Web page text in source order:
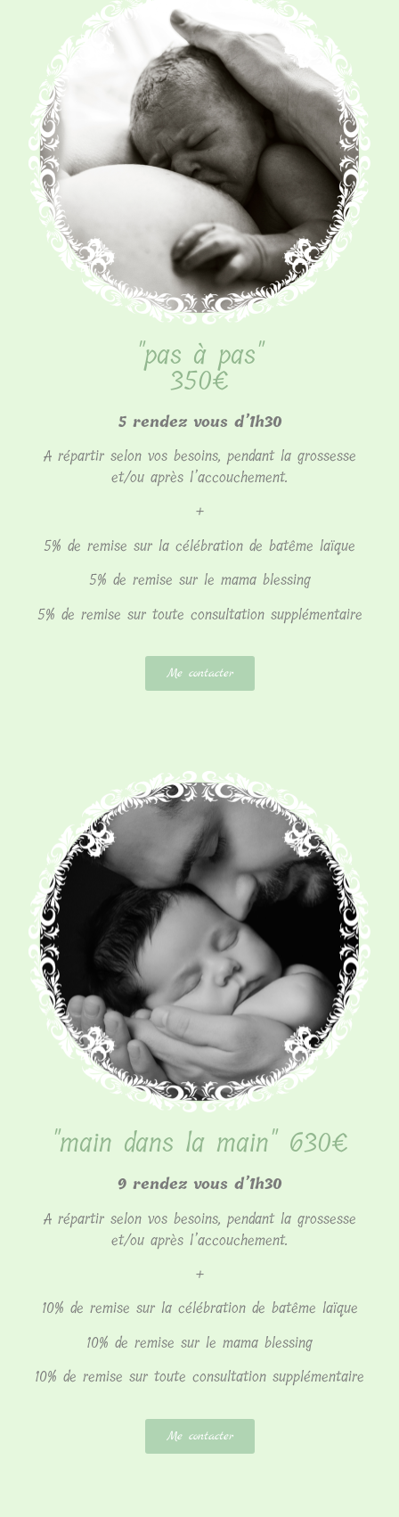
"pas à pas"
350€
5 rendez vous d’1h30
A répartir selon vos besoins, pendant la grossesse
et/ou après l’accouchement.
+
5% de remise sur la célébration de batême laïque
5% de remise sur le mama blessing
5% de remise sur toute consultation supplémentaire
Me contacter
"main dans la main" 630€
9 rendez vous d’1h30
A répartir selon vos besoins, pendant la grossesse
et/ou après l’accouchement.
+
10% de remise sur la célébration de batême laïque
10% de remise sur le mama blessing
10% de remise sur toute consultation supplémentaire
Me contacter